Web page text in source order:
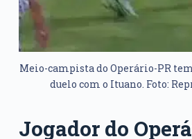
Meio-campista do Operário-PR
duelo com o Ituano. Foto:
Jogador do